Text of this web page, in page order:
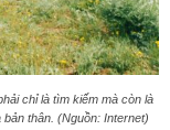
chỉ là tìm kiếm mà còn là
thân. (Nguồn: Internet)